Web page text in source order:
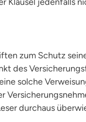
zum Schutz
des
solche
durchaus